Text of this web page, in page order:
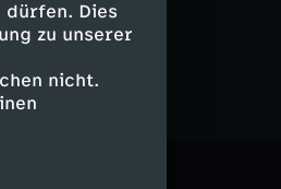
dürfen. Dies
zu unserer
nicht.